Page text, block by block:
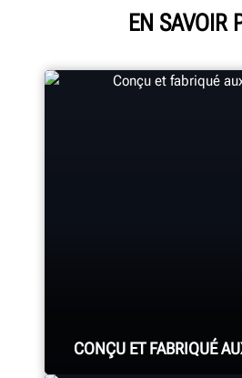
EN SAVOIR
CONÇU ET FABRIQUÉ